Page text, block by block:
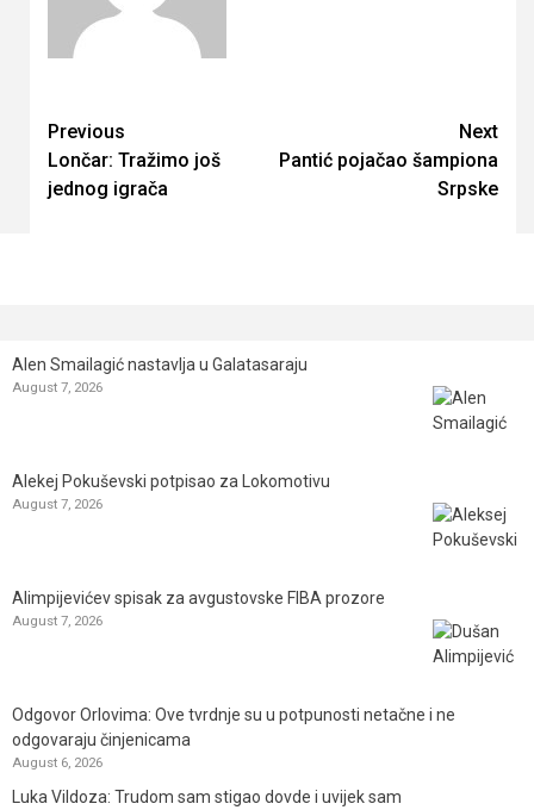
Continue
Reading
Previous
Lončar: Tražimo još
jednog igrača
Next
Pantić pojačao šampiona
Srpske
Alen Smailagić nastavlja u Galatasaraju
August 7, 2026
Alekej Pokuševski potpisao za Lokomotivu
August 7, 2026
Alimpijevićev spisak za avgustovske FIBA prozore
August 7, 2026
Odgovor Orlovima: ​Ove tvrdnje su u potpunosti netačne i ne
odgovaraju činjenicama
August 6, 2026
Luka Vildoza: Trudom sam stigao dovde i uvijek sam